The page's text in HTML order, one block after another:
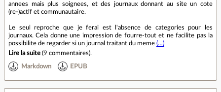
annees mais plus soignees, et des journaux donnant au site un cote
(re-)actif et communautaire.
Le seul reproche que je ferai est l'absence de categories pour les
journaux. Cela donne une impression de fourre-tout et ne facilite pas la
possibilite de regarder si un journal traitant du meme (…)
Lire la suite (9 commentaires).
Markdown EPUB